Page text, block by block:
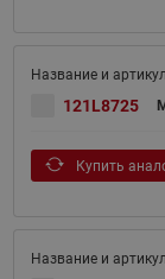
121L8725
Купить